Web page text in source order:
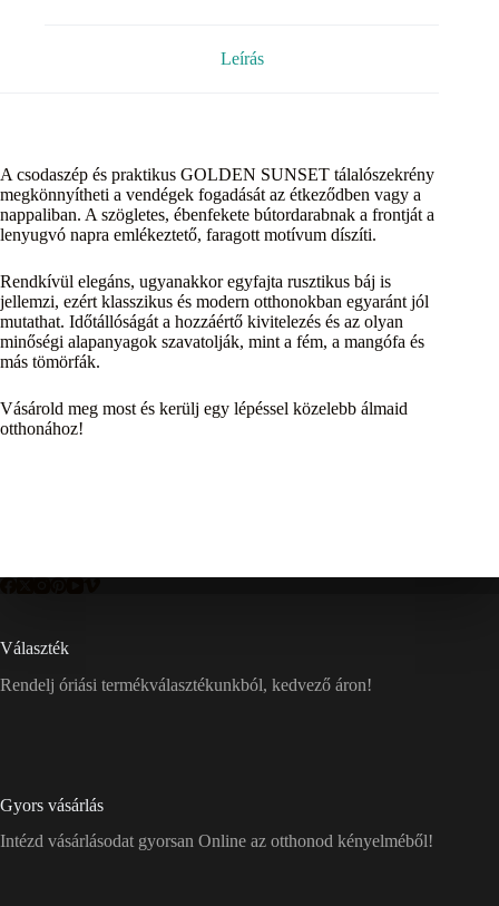
Leírás
A csodaszép és praktikus GOLDEN SUNSET tálalószekrény
megkönnyítheti a vendégek fogadását az étkeződben vagy a
nappaliban. A szögletes, ébenfekete bútordarabnak a frontját a
lenyugvó napra emlékeztető, faragott motívum díszíti.
Rendkívül elegáns, ugyanakkor egyfajta rusztikus báj is
jellemzi, ezért klasszikus és modern otthonokban egyaránt jól
mutathat. Időtállóságát a hozzáértő kivitelezés és az olyan
minőségi alapanyagok szavatolják, mint a fém, a mangófa és
más tömörfák.
Vásárold meg most és kerülj egy lépéssel közelebb álmaid
otthonához!
Választék
Rendelj óriási termékválasztékunkból, kedvező áron!
Gyors vásárlás
Intézd vásárlásodat gyorsan Online az otthonod kényelméből!